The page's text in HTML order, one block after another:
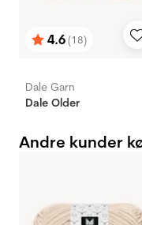
Vurdering:
4.6(18)
ud af 5 stjerner
Dale Garn
Dale Older
Andre kunder